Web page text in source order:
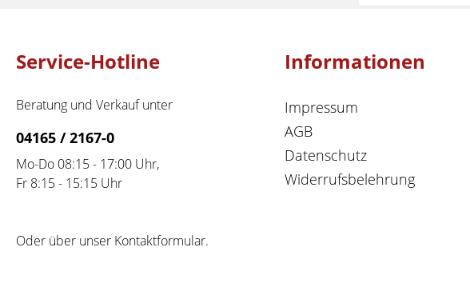
Service-Hotline
Beratung und Verkauf unter
04165 / 2167-0
Mo-Do 08:15 - 17:00 Uhr,
Fr 8:15 - 15:15 Uhr
Oder über unser Kontaktformular.
Informationen
Impressum
AGB
Datenschutz
Widerrufsbelehrung